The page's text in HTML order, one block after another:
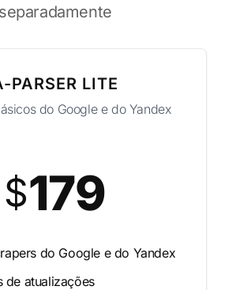
separadamente
PARSER LITE
do Google e do Yandex
$179
do Google e do Yandex
de atualizações